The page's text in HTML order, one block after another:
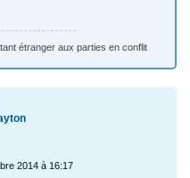
étranger aux parties en conflit
2014 à 16:17